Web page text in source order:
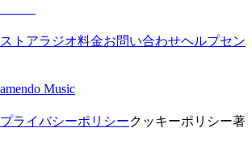
トアラジオ料金お問い合わせヘルプセン
Music
プライバシーポリシークッキーポリシー著